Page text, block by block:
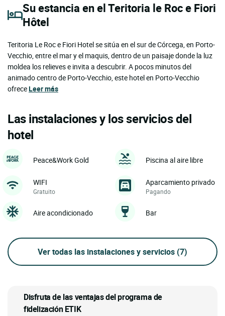
Su estancia en el Teritoria le Roc e Fiori
Hôtel
Teritoria Le Roc e Fiori Hotel se sitúa en el sur de Córcega, en Porto-
Vecchio, entre el mar y el maquis, dentro de un paisaje donde la luz
moldea los relieves e invita a descubrir. A pocos minutos del
animado centro de Porto-Vecchio, este hotel en Porto-Vecchio
ofreceLeer más
Las instalaciones y los servicios del
hotel
Peace&Work Gold Piscina al aire libre
WIFI
Gratuito
Aparcamiento privado
Pagando
Aire acondicionado Bar
Ver todas las instalaciones y servicios (7)
Disfruta de las ventajas del programa de
fidelización ETIK